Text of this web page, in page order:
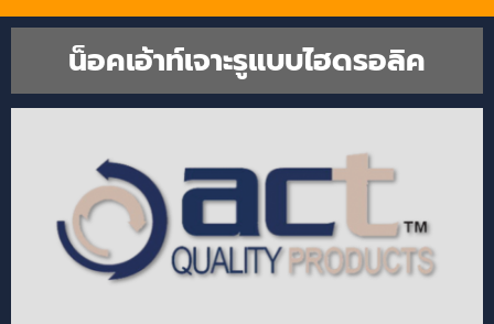
น็อคเอ้าท์เจาะรูแบบไฮดรอลิค